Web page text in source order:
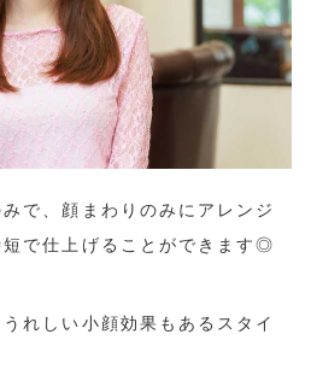
で、顔まわりのみにアレンジ
で仕上げることができます◎
れしい小顔効果もあるスタイ